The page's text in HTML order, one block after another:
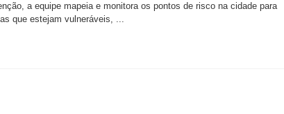
a equipe mapeia e monitora os pontos de risco na cidade para
que estejam vulneráveis, ...